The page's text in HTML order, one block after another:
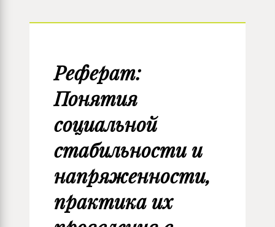
Реферат:
Понятия
социальной
стабильности и
напряженности,
практика их